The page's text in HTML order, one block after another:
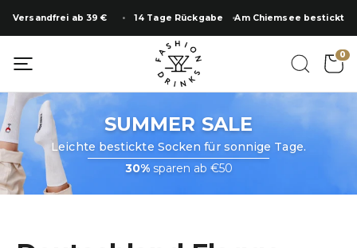
Inhalt
springen
Versandfrei ab 39 € 14 Tage Rückgabe Am Chiemsee bestickt
0
SUMMER SALE
Leichte bestickte Socken für sonnige Tage.
30%sparen ab €50